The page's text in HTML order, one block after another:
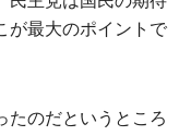
が最大のポイントで
たのだというところ